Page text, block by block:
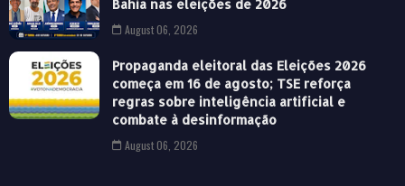
Bahia nas eleições de 2026
August 06, 2026
Propaganda eleitoral das Eleições 2026
começa em 16 de agosto; TSE reforça
regras sobre inteligência artificial e
combate à desinformação
August 06, 2026